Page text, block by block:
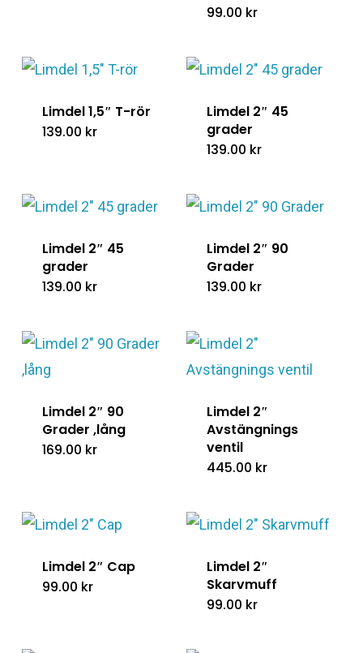
99.00 kr
Limdel 1,5″ T-rör
139.00 kr
Limdel 2″ 45
grader
139.00 kr
Limdel 2″ 45
grader
139.00 kr
Limdel 2″ 90
Grader
139.00 kr
Limdel 2″ 90
Grader ,lång
169.00 kr
Limdel 2″
Avstängnings
ventil
445.00 kr
Limdel 2″ Cap
99.00 kr
Limdel 2″
Skarvmuff
99.00 kr